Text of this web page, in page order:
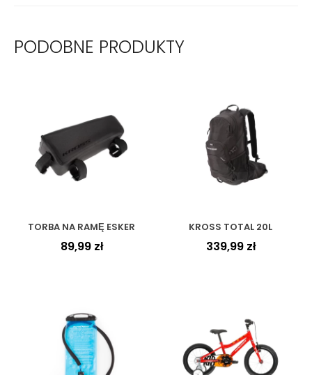
PODOBNE PRODUKTY
TORBA NA RAMĘ ESKER
89,99 zł
KROSS TOTAL 20L
339,99 zł